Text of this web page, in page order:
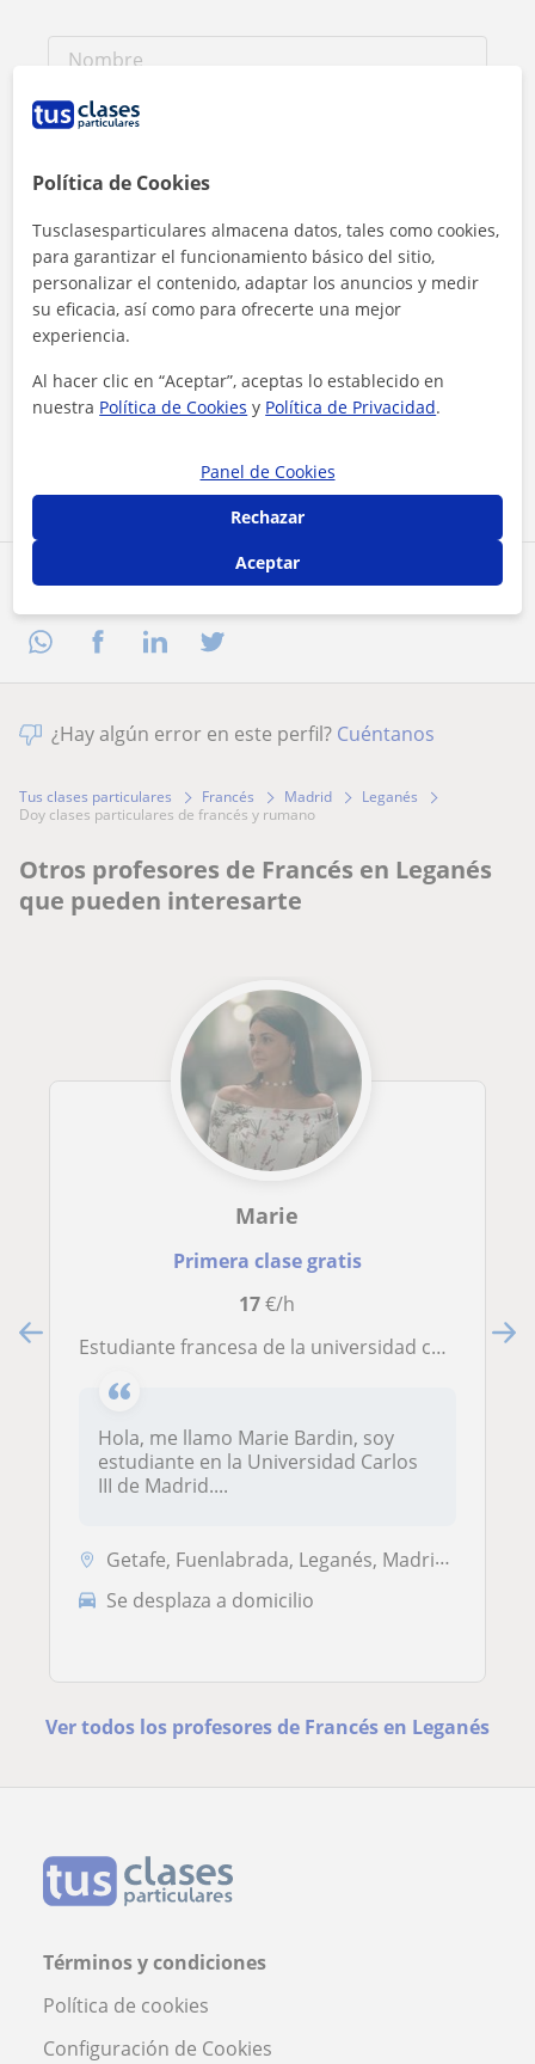
Comparte a este profesor
Al hacer clic, aceptas nuestroaviso legaly deprivacidad
Contactar ahora
¿Hay algún error en este perfil? Cuéntanos
Tus clases particulares Francés Madrid
Leganés
doy clases particulares de francés y rumano
Otros profesores de Francés en Leganés
que pueden interesarte
Marie
Primera clase gratis
17€/h
Estudiante francesa de la universidad carlos III de madrid da clases de francés
Hola, me llamo Marie Bardin, soy
estudiante en la Universidad Carlos
III de Madrid....
Getafe, Fuenlabrada, Leganés, Madrid Capital, Pinto
Se desplaza a domicilio
Ver todos los profesores de Francés en Leganés
Términos y condiciones
Política de cookies
Configuración de Cookies
Política de Cookies
Tusclasesparticulares almacena datos, tales como cookies,
para garantizar el funcionamiento básico del sitio,
personalizar el contenido, adaptar los anuncios y medir
su eficacia, así como para ofrecerte una mejor
experiencia.
Al hacer clic en “Aceptar”, aceptas lo establecido en
nuestra Política de Cookies y Política de Privacidad.
Panel de Cookies
Rechazar
Aceptar